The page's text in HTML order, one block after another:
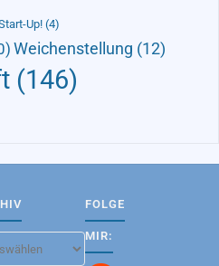
Up!(4)
Weichenstellung (12)
(146)
FOLGE
MIR: